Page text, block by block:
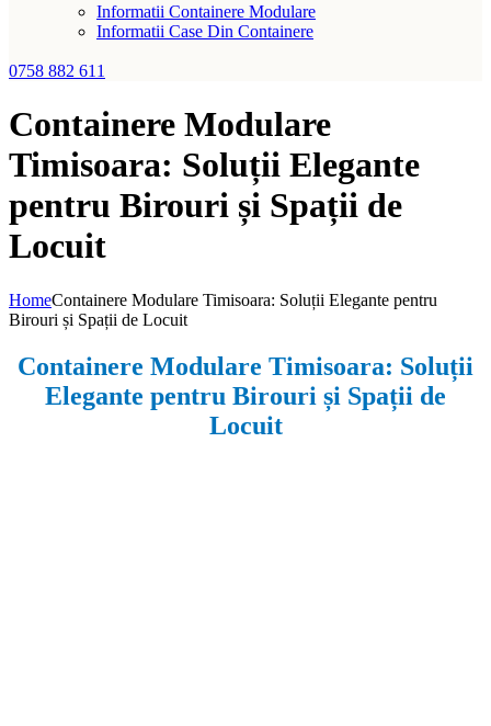
Informatii Containere Modulare
Informatii Case Din Containere
0758 882 611
Containere Modulare
Timisoara: Soluții Elegante
pentru Birouri și Spații de
Locuit
HomeContainere Modulare Timisoara: Soluții Elegante pentru
Birouri și Spații de Locuit
Containere Modulare Timisoara: Soluții
Elegante pentru Birouri și Spații de
Locuit